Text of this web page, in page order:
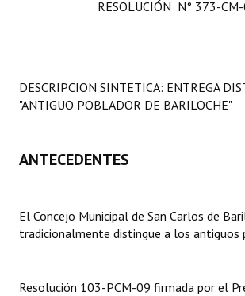
Comisiones Especiales
LEGISLACIÓN
Carta Orgánica 2007
RESOLUCIÓN N° 373-
DESCRIPCION SINTETICA: ENTREGA
"ANTIGUO POBLADOR DE BARILOCHE"
ANTECEDENTES
El Concejo Municipal de San Carlos de
tradicionalmente distingue a los antiguos
Resolución 103-PCM-09 firmada por el